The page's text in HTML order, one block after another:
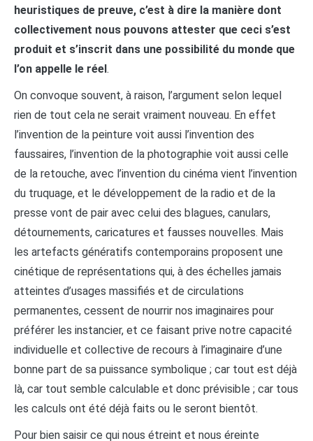
heuristiques de preuve, c’est à dire la manière dont
collectivement nous pouvons attester que ceci s’est
produit et s’inscrit dans une possibilité du monde que
l’on appelle le réel.
On convoque souvent, à raison, l’argument selon lequel
rien de tout cela ne serait vraiment nouveau. En effet
l’invention de la peinture voit aussi l’invention des
faussaires, l’invention de la photographie voit aussi celle
de la retouche, avec l’invention du cinéma vient l’invention
du truquage, et le développement de la radio et de la
presse vont de pair avec celui des blagues, canulars,
détournements, caricatures et fausses nouvelles. Mais
les artefacts génératifs contemporains proposent une
cinétique de représentations qui, à des échelles jamais
atteintes d’usages massifiés et de circulations
permanentes, cessent de nourrir nos imaginaires pour
préférer les instancier, et ce faisant prive notre capacité
individuelle et collective de recours à l’imaginaire d’une
bonne part de sa puissance symbolique ; car tout est déjà
là, car tout semble calculable et donc prévisible ; car tous
les calculs ont été déjà faits ou le seront bientôt.
Pour bien saisir ce qui nous étreint et nous éreinte